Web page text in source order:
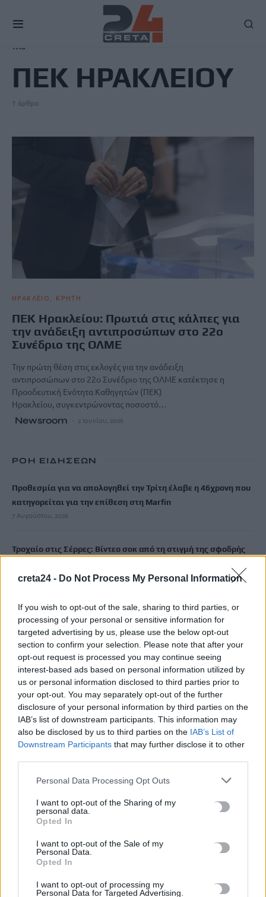
creta24 - Do Not Process My Personal Information
If you wish to opt-out of the sale, sharing to third parties, or
processing of your personal or sensitive information for
targeted advertising by us, please use the below opt-out
section to confirm your selection. Please note that after your
opt-out request is processed you may continue seeing
interest-based ads based on personal information utilized by
us or personal information disclosed to third parties prior to
your opt-out. You may separately opt-out of the further
disclosure of your personal information by third parties on the
IAB’s list of downstream participants. This information may
also be disclosed by us to third parties on the IAB’s List of
Downstream Participants that may further disclose it to other
Personal Data Processing Opt Outs
I want to opt-out of the Sharing of my
personal data.
Opted In
I want to opt-out of the Sale of my
Personal Data.
Opted In
I want to opt-out of processing my
Personal Data for Targeted Advertising.
TAG
ΠΕΚ ΗΡΑΚΛΕΙΟΥ
1 άρθρο
ΗΡΑΚΛΕΙΟ ΚΡΗΤΗ
ΠΕΚ Ηρακλείου: Πρωτιά στις κάλπες για
την ανάδειξη αντιπροσώπων στο 22ο
Συνέδριο της ΟΛΜΕ
Την πρώτη θέση στις εκλογές για την ανάδειξη
αντιπροσώπων στο 22ο Συνέδριο της ΟΛΜΕ κατέκτησε η
Προοδευτική Ενότητα Καθηγητών (ΠΕΚ)
Ηρακλείου, συγκεντρώνοντας ποσοστό…
Newsroom 2 Ιουνίου, 2026
ΡΟΗ ΕΙΔΗΣΕΩΝ
Προθεσμία για να απολογηθεί την Τρίτη έλαβε η 46χρονη που
κατηγορείται για την επίθεση στη Marfin
7 Αυγούστου, 2026
Τροχαίο στις Σέρρες: Βίντεο σοκ από τη στιγμή της σφοδρής
γιος
Αεροδρόμιο Καστελλίου: Η ξενάγηση στο εργοτάξιο και τα
μηνύματα Δήμα – Ταχιάου για το μεγάλο έργο
Εξιχνιάστηκαν δύο εμπρησμοί στον Μυλοπόταμο –
Δικογραφία σε βάρος δύο ανδρών
7 Αυγούστου, 2026
Αεροδρόμιο Καστελλίου: Έπεσαν οι υπογραφές για τα ραντάρ
7 Αυγούστου, 2026
Κρήτη – Πώς μπορούν να ενημερώνονται και να συμμετέχουν
οι πολίτες
Marfin: Στην Ευελπίδων η 46χρονη που κατηγορείται για τον
φονικό εμπρησμό